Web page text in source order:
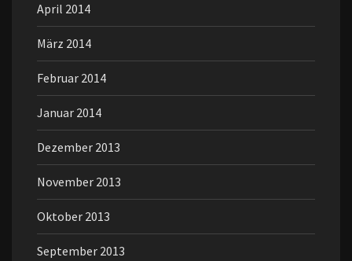
April 2014
März 2014
Februar 2014
Januar 2014
Dezember 2013
November 2013
Oktober 2013
September 2013